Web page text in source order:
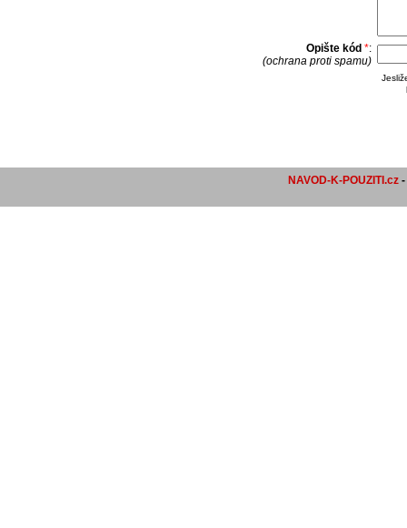
Opište kód *:
(ochrana proti spamu)
NAVOD-K-POUZITI.cz